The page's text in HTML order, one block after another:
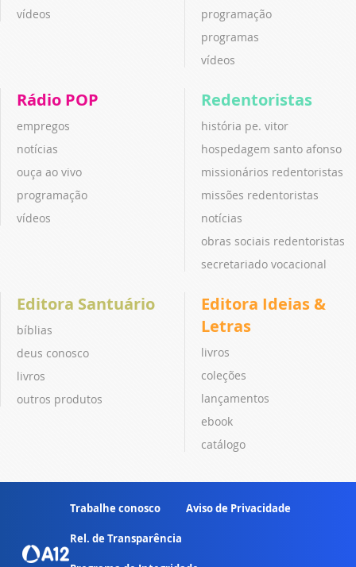
vídeos
programação
programas
vídeos
Rádio POP
empregos
notícias
ouça ao vivo
programação
vídeos
Redentoristas
história pe. vitor
hospedagem santo afonso
missionários redentoristas
missões redentoristas
notícias
obras sociais redentoristas
secretariado vocacional
Editora Santuário
bíblias
deus conosco
livros
outros produtos
Editora Ideias &
Letras
livros
coleções
lançamentos
ebook
catálogo
Trabalhe conosco Aviso de Privacidade
Rel. de Transparência